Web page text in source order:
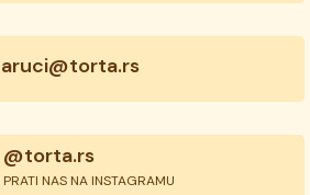
@torta.rs
PRATI NAS NA INSTAGRAMU